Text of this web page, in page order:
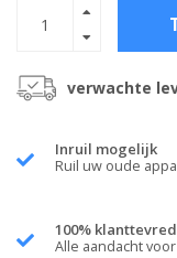
verwachte
Inruil mogelijk
Ruil uw oude
100%
Alle aandacht